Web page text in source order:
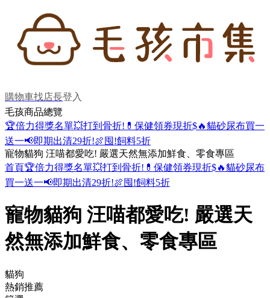
購物車找店長登入
毛孩商品總覽
🏆倍力得獎名單💥打到骨折! 💊保健領券現折$🔥貓砂尿布買一
送一📢即期出清29折!🍖囤!飼料5折
寵物貓狗 汪喵都愛吃! 嚴選天然無添加鮮食、零食專區
首頁🏆倍力得獎名單💥打到骨折! 💊保健領券現折$🔥貓砂尿布
買一送一📢即期出清29折!🍖囤!飼料5折
寵物貓狗 汪喵都愛吃! 嚴選天
然無添加鮮食、零食專區
貓狗
熱銷推薦